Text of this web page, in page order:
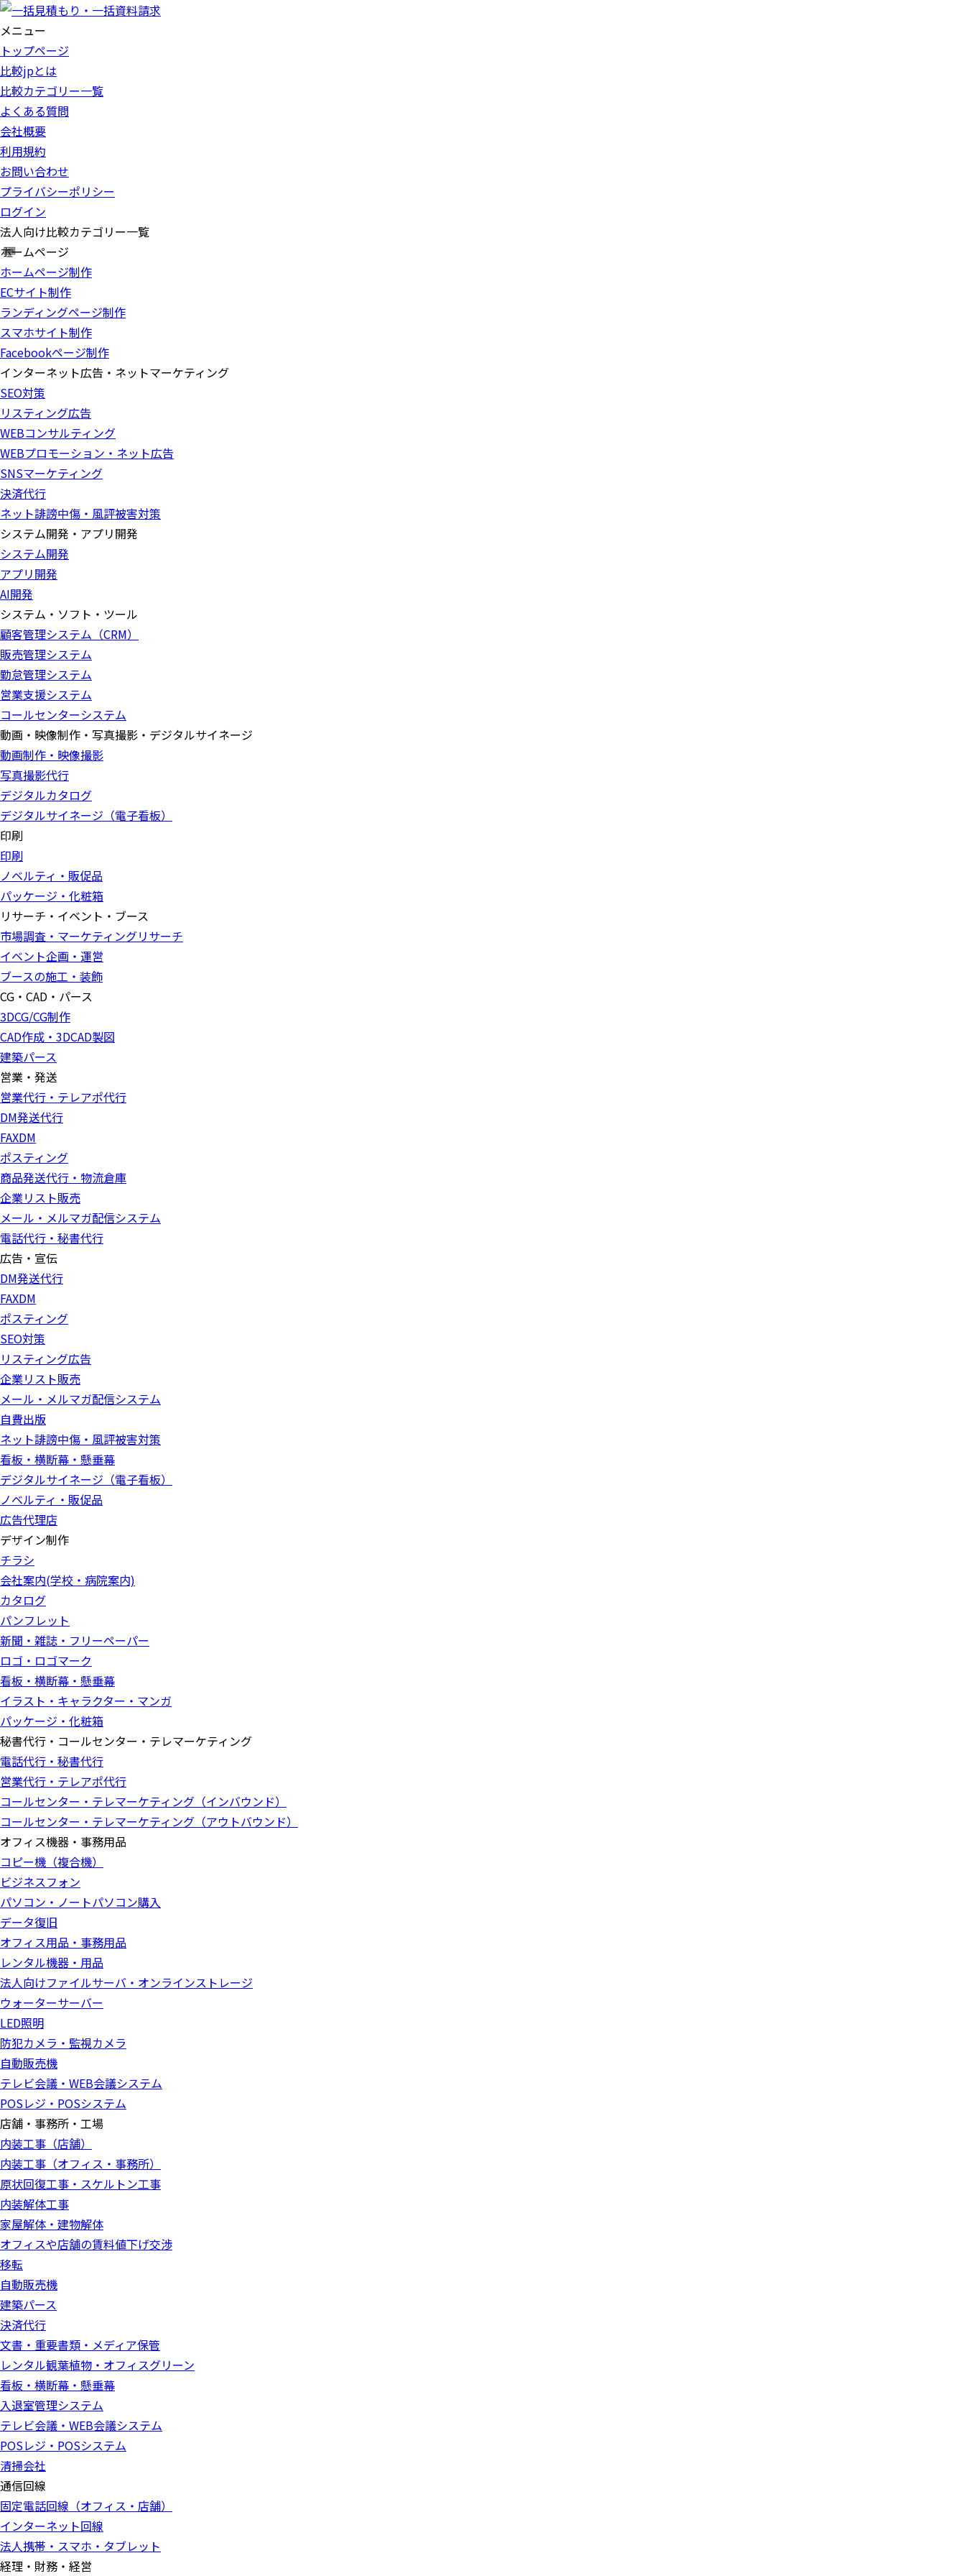
メニュー
トップページ
比較jpとは
比較カテゴリー一覧
よくある質問
会社概要
利用規約
お問い合わせ
プライバシーポリシー
ログイン
法人向け比較カテゴリー一覧
ホームページ
ホームページ制作
ECサイト制作
ランディングページ制作
スマホサイト制作
Facebookページ制作
インターネット広告・ネットマーケティング
SEO対策
リスティング広告
WEBコンサルティング
WEBプロモーション・ネット広告
SNSマーケティング
決済代行
ネット誹謗中傷・風評被害対策
システム開発・アプリ開発
システム開発
アプリ開発
AI開発
システム・ソフト・ツール
顧客管理システム（CRM）
販売管理システム
勤怠管理システム
営業支援システム
コールセンターシステム
動画・映像制作・写真撮影・デジタルサイネージ
動画制作・映像撮影
写真撮影代行
デジタルカタログ
デジタルサイネージ（電子看板）
印刷
印刷
ノベルティ・販促品
パッケージ・化粧箱
リサーチ・イベント・ブース
市場調査・マーケティングリサーチ
イベント企画・運営
ブースの施工・装飾
CG・CAD・パース
3DCG/CG制作
CAD作成・3DCAD製図
建築パース
営業・発送
営業代行・テレアポ代行
DM発送代行
FAXDM
ポスティング
商品発送代行・物流倉庫
企業リスト販売
メール・メルマガ配信システム
電話代行・秘書代行
広告・宣伝
DM発送代行
FAXDM
ポスティング
SEO対策
リスティング広告
企業リスト販売
メール・メルマガ配信システム
自費出版
ネット誹謗中傷・風評被害対策
看板・横断幕・懸垂幕
デジタルサイネージ（電子看板）
ノベルティ・販促品
広告代理店
デザイン制作
チラシ
会社案内(学校・病院案内)
カタログ
パンフレット
新聞・雑誌・フリーペーパー
ロゴ・ロゴマーク
看板・横断幕・懸垂幕
イラスト・キャラクター・マンガ
パッケージ・化粧箱
秘書代行・コールセンター・テレマーケティング
電話代行・秘書代行
営業代行・テレアポ代行
コールセンター・テレマーケティング（インバウンド）
コールセンター・テレマーケティング（アウトバウンド）
オフィス機器・事務用品
コピー機（複合機）
ビジネスフォン
パソコン・ノートパソコン購入
データ復旧
オフィス用品・事務用品
レンタル機器・用品
法人向けファイルサーバ・オンラインストレージ
ウォーターサーバー
LED照明
防犯カメラ・監視カメラ
自動販売機
テレビ会議・WEB会議システム
POSレジ・POSシステム
店舗・事務所・工場
内装工事（店舗）
内装工事（オフィス・事務所）
原状回復工事・スケルトン工事
内装解体工事
家屋解体・建物解体
オフィスや店舗の賃料値下げ交渉
移転
自動販売機
建築パース
決済代行
文書・重要書類・メディア保管
レンタル観葉植物・オフィスグリーン
看板・横断幕・懸垂幕
入退室管理システム
テレビ会議・WEB会議システム
POSレジ・POSシステム
清掃会社
通信回線
固定電話回線（オフィス・店舗）
インターネット回線
法人携帯・スマホ・タブレット
経理・財務・経営